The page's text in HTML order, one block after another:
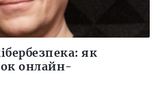
як
онлайн-